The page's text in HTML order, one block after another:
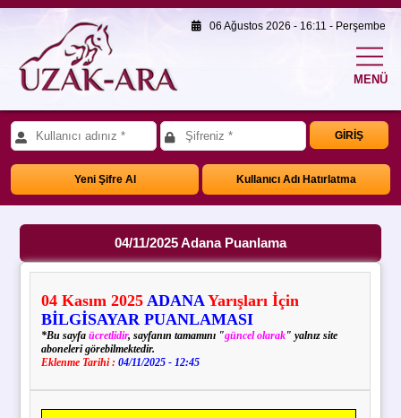
06 Ağustos 2026 - 16:11 - Perşembe
MENÜ
GİRİŞ
Yeni Şifre Al Kullanıcı Adı Hatırlatma
04/11/2025 Adana Puanlama
04Kasım 2025ADANAYarışları İçin
BİLGİSAYAR PUANLAMASI
*Bu sayfaücretlidir, sayfanın tamamını "güncel olarak" yalnız site
aboneleri görebilmektedir.
Eklenme Tarihi : 04/11/2025 - 12:45